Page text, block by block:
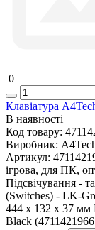
0
Клавіатура
В наявності
Код товару:
Виробник:
Артикул:
ігрова, для ПК,
Підсвічування -
(Switches) - LK-
444 х 132 х 37 мм
Black